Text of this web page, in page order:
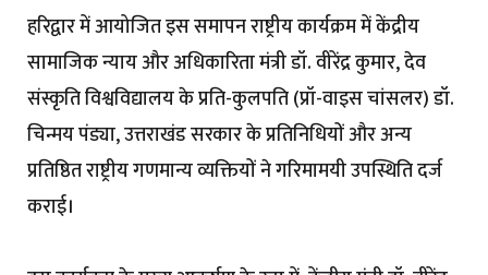
हरिद्वार में आयोजित इस समापन राष्ट्रीय कार्यक्रम में केंद्रीय
सामाजिक न्याय और अधिकारिता मंत्री डॉ. वीरेंद्र कुमार, देव
संस्कृति विश्वविद्यालय के प्रति-कुलपति (प्रॉ-वाइस चांसलर) डॉ.
चिन्मय पंड्या, उत्तराखंड सरकार के प्रतिनिधियों और अन्य
प्रतिष्ठित राष्ट्रीय गणमान्य व्यक्तियों ने गरिमामयी उपस्थिति दर्ज
कराई।